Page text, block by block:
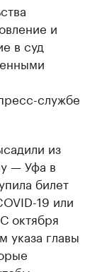
и
в суд
службе
из
— Уфа в
билет
19 или
октября
указа главы